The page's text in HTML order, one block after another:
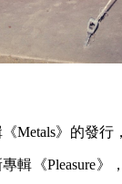
Metals》的發行
輯《Pleasure》